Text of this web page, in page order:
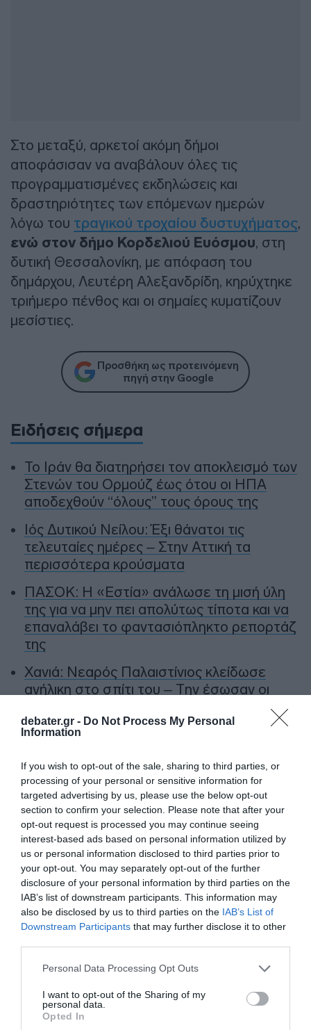
debater.gr - Do Not Process My Personal
Information
If you wish to opt-out of the sale, sharing to third parties, or
processing of your personal or sensitive information for
targeted advertising by us, please use the below opt-out
section to confirm your selection. Please note that after your
opt-out request is processed you may continue seeing
interest-based ads based on personal information utilized by
us or personal information disclosed to third parties prior to
your opt-out. You may separately opt-out of the further
disclosure of your personal information by third parties on the
IAB’s list of downstream participants. This information may
also be disclosed by us to third parties on the IAB’s List of
Downstream Participants that may further disclose it to other
Please note that this website/app uses one or more Google
not limited to your visit or usage behaviour. You may click to
grant or deny consent to Google and its third-party tags to
use your data for below specified purposes in below Google
Personal Data Processing Opt Outs
I want to opt-out of the Sharing of my
personal data.
Opted In
Στο μεταξύ, αρκετοί ακόμη δήμοι
αποφάσισαν να αναβάλουν όλες τις
προγραμματισμένες εκδηλώσεις και
δραστηριότητες των επόμενων ημερών
λόγω του τραγικού τροχαίου δυστυχήματος,
ενώ στον δήμο Κορδελιού Ευόσμου, στη
δυτική Θεσσαλονίκη, με απόφαση του
δημάρχου, Λευτέρη Αλεξανδρίδη, κηρύχτηκε
τριήμερο πένθος και οι σημαίες κυματίζουν
μεσίστιες.
Προσθήκη ως προτεινόμενη
πηγή στην Google
Ειδήσεις σήμερα
To Ιράν θα διατηρήσει τον αποκλεισμό των
Στενών του Ορμούζ έως ότου οι ΗΠΑ
αποδεχθούν “όλους” τους όρους της
Ιός Δυτικού Νείλου: Έξι θάνατοι τις
τελευταίες ημέρες – Στην Αττική τα
περισσότερα κρούσματα
ΠΑΣΟΚ: Η «Εστία» ανάλωσε τη μισή ύλη
της για να μην πει απολύτως τίποτα και να
επαναλάβει το φαντασιόπληκτο ρεπορτάζ
της
Χανιά: Νεαρός Παλαιστίνιος κλείδωσε
ανήλικη στο σπίτι του – Την έσωσαν οι
και μάθετε πρώτοι όλες τις ειδήσεις
Share Tweet
ΘΕΣΣΑΛΟΝΙΚΗ ΚΑΤΕΡΙΝΗ ΠΑΟΚ
ΤΡΟΧΑΙΟ ΔΥΣΤΥΧΗΜΑ
ΔΙΑΦΗΜΙΣΗ